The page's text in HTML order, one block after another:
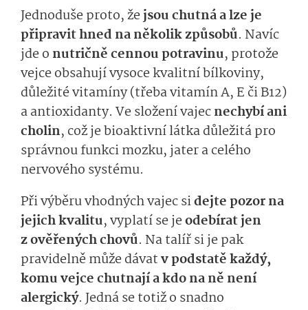
Jednoduše proto, žejsou chutná a lze je
připravit hned na několik způsobů. Navíc
jde o nutričně cennou potravinu, protože
vejce obsahují vysoce kvalitní bílkoviny,
důležité vitamíny (třeba vitamín A, E či B12)
a antioxidanty. Ve složení vajecnechybí ani
cholin, což je bioaktivní látka důležitá pro
správnou funkci mozku, jater a celého
nervového systému.
Při výběru vhodných vajec sidejte pozor na
jejich kvalitu, vyplatí se jeodebírat jen
z ověřených chovů. Na talíř si je pak
pravidelně může dávatv podstatě každý,
komu vejce chutnají a kdo na ně není
alergický. Jedná se totiž o snadno